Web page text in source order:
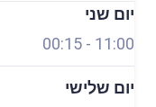
יום שני
11:00
-
00:15
יום שלישי